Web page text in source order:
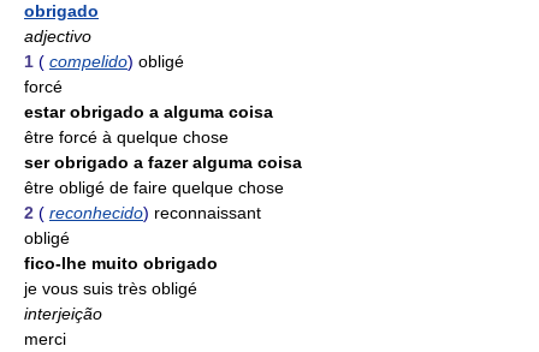
obrigado
adjectivo
1 ( compelido) obligé
forcé
estar obrigado a alguma coisa
être forcé à quelque chose
ser obrigado a fazer alguma coisa
être obligé de faire quelque chose
2 ( reconhecido) reconnaissant
obligé
fico-lhe muito obrigado
je vous suis très obligé
interjeição
merci